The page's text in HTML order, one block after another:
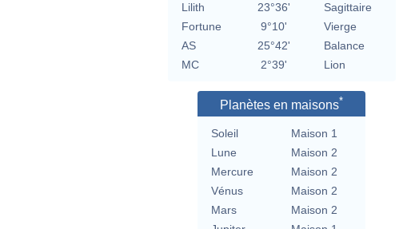
Lilith
23°36'
Sagittaire
Fortune
9°10'
Vierge
AS
25°42'
Balance
MC
2°39' Lion
Planètes en maisons*
Soleil
Maison 1
Lune
Maison 2
Mercure
Maison 2
Vénus
Maison 2
Mars
Maison 2